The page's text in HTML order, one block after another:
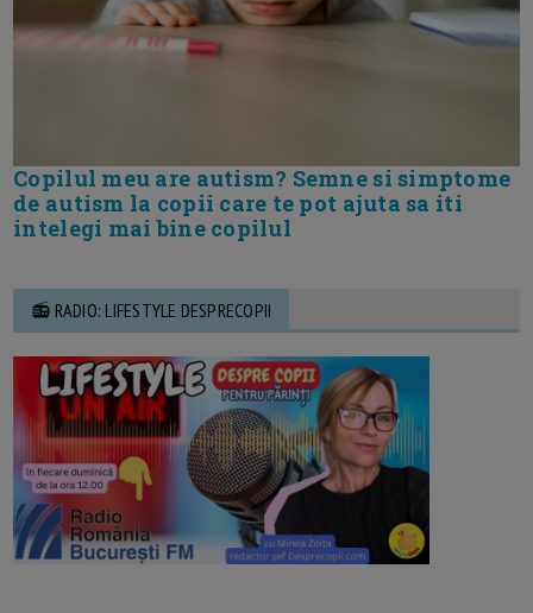
Copilul meu are autism? Semne si simptome
de autism la copii care te pot ajuta sa iti
intelegi mai bine copilul
📻 RADIO: LIFESTYLE DESPRECOPII